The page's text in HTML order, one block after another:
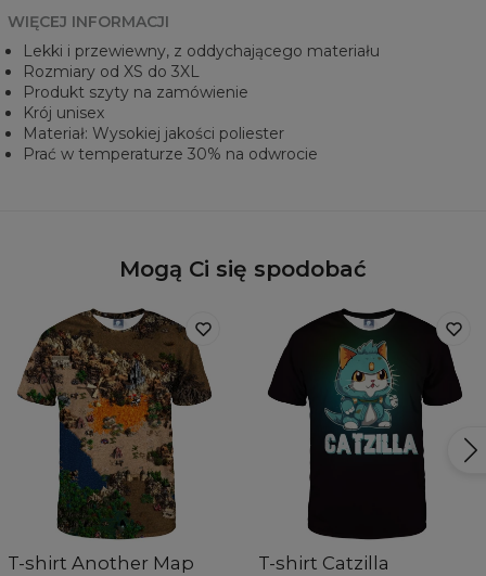
WIĘCEJ INFORMACJI
Lekki i przewiewny, z oddychającego materiału
Rozmiary od XS do 3XL
Produkt szyty na zamówienie
Krój unisex
Materiał: Wysokiej jakości poliester
Prać w temperaturze 30% na odwrocie
Mogą Ci się spodobać
T-shirt Another Map T-shirt Catzilla